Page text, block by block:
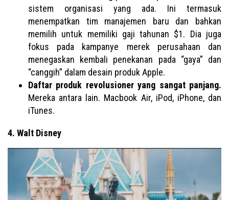
sistem organisasi yang ada. Ini termasuk
menempatkan tim manajemen baru dan bahkan
memilih untuk memiliki gaji tahunan $1. Dia juga
fokus pada kampanye merek perusahaan dan
menegaskan kembali penekanan pada “gaya” dan
“canggih” dalam desain produk Apple.
Daftar produk revolusioner yang sangat panjang.
Mereka antara lain. Macbook Air, iPod, iPhone, dan
iTunes.
4. Walt Disney